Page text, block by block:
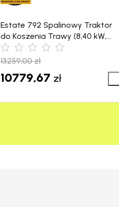
Estate 792 Spalinowy Traktor
do Koszenia Trawy (8,40 kW,
4500 m²) Stiga
13259,00zł
10779,67 zł